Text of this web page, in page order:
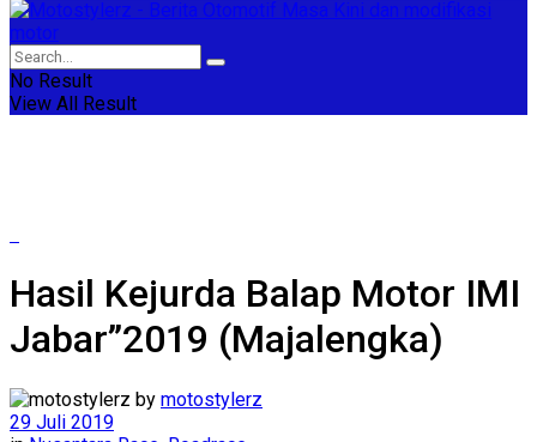
No Result
View All Result
Hasil Kejurda Balap Motor IMI
Jabar”2019 (Majalengka)
by motostylerz
29 Juli 2019